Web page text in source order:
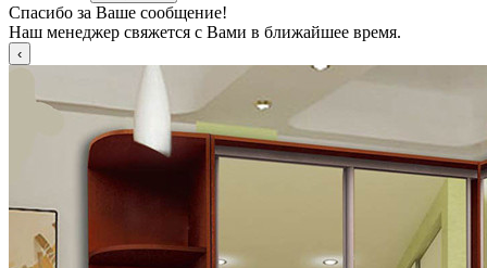
Спасибо за Ваше сообщение!
Наш менеджер свяжется с Вами в ближайшее время.